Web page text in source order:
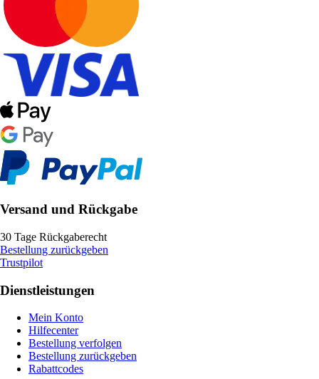
Versand und Rückgabe
30 Tage Rückgaberecht
Bestellung zurückgeben
Trustpilot
Dienstleistungen
Mein Konto
Hilfecenter
Bestellung verfolgen
Bestellung zurückgeben
Rabattcodes